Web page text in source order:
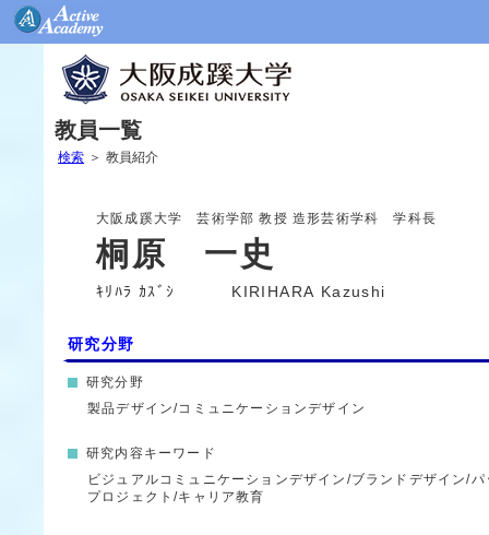
教員一覧
検索 ＞ 教員紹介
大阪成蹊大学 芸術学部教授造形芸術学科 学科長
桐原 一史
ｷﾘﾊﾗ ｶｽﾞｼ KIRIHARA Kazushi
研究分野
研究分野
製品デザイン/コミュニケーションデザイン
研究内容キーワード
ビジュアルコミュニケーションデザイン/ブランドデザイ
プロジェクト/キャリア教育